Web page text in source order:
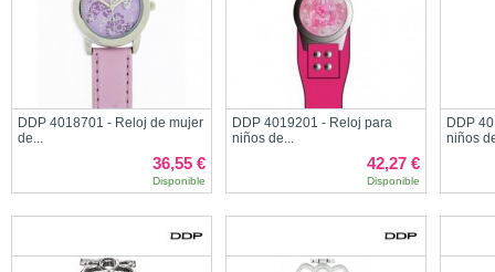
DDP 4018701 - Reloj de mujer
de...
36,55 €
Disponible
DDP 4019201 - Reloj para
niños de...
42,27 €
Disponible
DDP
niños